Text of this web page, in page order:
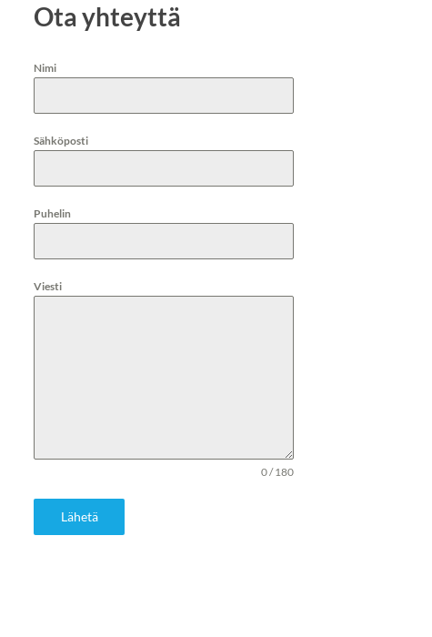
Ota yhteyttä
Nimi
Sähköposti
Puhelin
Viesti
0 / 180
Lähetä